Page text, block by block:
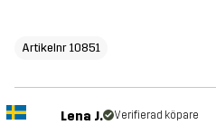
Artikelnr 10851
Lena J. Verifierad köpare